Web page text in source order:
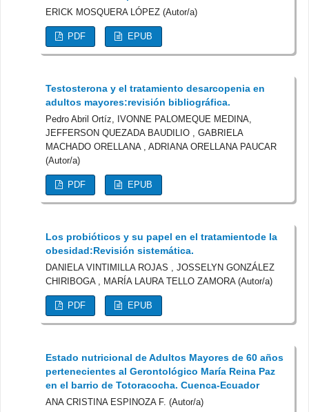
ERICK MOSQUERA LÓPEZ (Autor/a)
PDF EPUB
Testosterona y el tratamiento desarcopenia en
adultos mayores:revisión bibliográfica.
Pedro Abril Ortíz, IVONNE PALOMEQUE MEDINA,
JEFFERSON QUEZADA BAUDILIO , GABRIELA
MACHADO ORELLANA , ADRIANA ORELLANA PAUCAR
(Autor/a)
PDF EPUB
Los probióticos y su papel en el tratamientode la
obesidad:Revisión sistemática.
DANIELA VINTIMILLA ROJAS , JOSSELYN GONZÁLEZ
CHIRIBOGA , MARÍA LAURA TELLO ZAMORA (Autor/a)
PDF EPUB
Estado nutricional de Adultos Mayores de 60 años
pertenecientes al Gerontológico María Reina Paz
en el barrio de Totoracocha. Cuenca-Ecuador
ANA CRISTINA ESPINOZA F. (Autor/a)